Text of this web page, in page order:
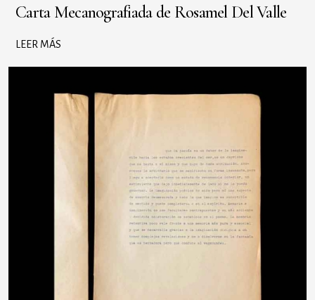
Carta Mecanografiada de Rosamel Del Valle
LEER MÁS